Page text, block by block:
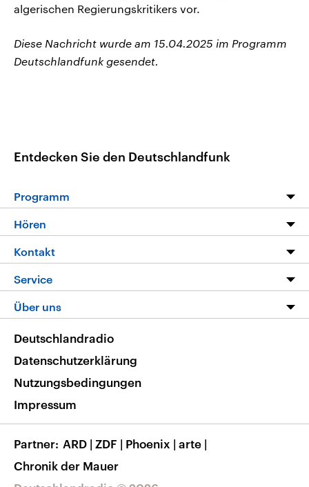
algerischen Regierungskritikers vor.
Diese Nachricht wurde am 15.04.2025 im Programm
Deutschlandfunk gesendet.
Entdecken Sie den Deutschlandfunk
Programm
Programm
Die Nachrichten
Nachrichtenleicht
Neue Beiträge auf dlf.de
Hören
Livestream
Podcasts
Deutschlandfunk App
Nachrichten App
Frequenzen
Kontakt
Hörerservice
Service
FAQ
Veranstaltungen
Musikliste
RSS
Über uns
Barrierefreiheit
Deutschlandradio
Datenschutzerklärung
Nutzungsbedingungen
Impressum
Partner ARD | ZDF | Phoenix | arte |
Chronik der Mauer